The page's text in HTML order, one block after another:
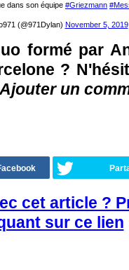
dans son équipe #Griezmann
(@971Dylan) November 5, 2019
formé par
?
Ajouter un
cet article ?
sur ce lien